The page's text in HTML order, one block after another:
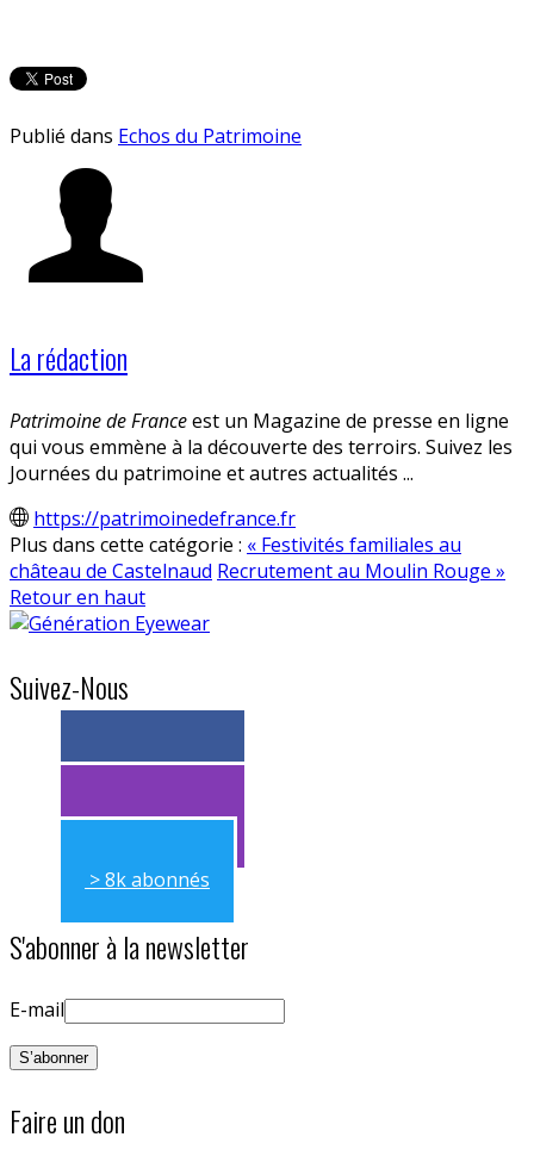
Publié dans Echos du Patrimoine
La rédaction
Patrimoine de Franceest un Magazine de presse en ligne
qui vous emmène à la découverte des terroirs. Suivez les
Journées du patrimoine et autres actualités ...
https://patrimoinedefrance.fr
Plus dans cette catégorie : « Festivités familiales au
château de Castelnaud Recrutement au Moulin Rouge »
Retour en haut
Suivez-Nous
> 11k abonnés
> 11k abonnés
> 8k abonnés
S'abonner à la newsletter
E-mail
Faire un don